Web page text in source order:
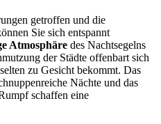
getroffen und die
Sie sich entspannt
Atmosphäre des Nachtsegelns
der Städte offenbart sich
zu Gesicht bekommt. Das
Nächte und das
schaffen eine